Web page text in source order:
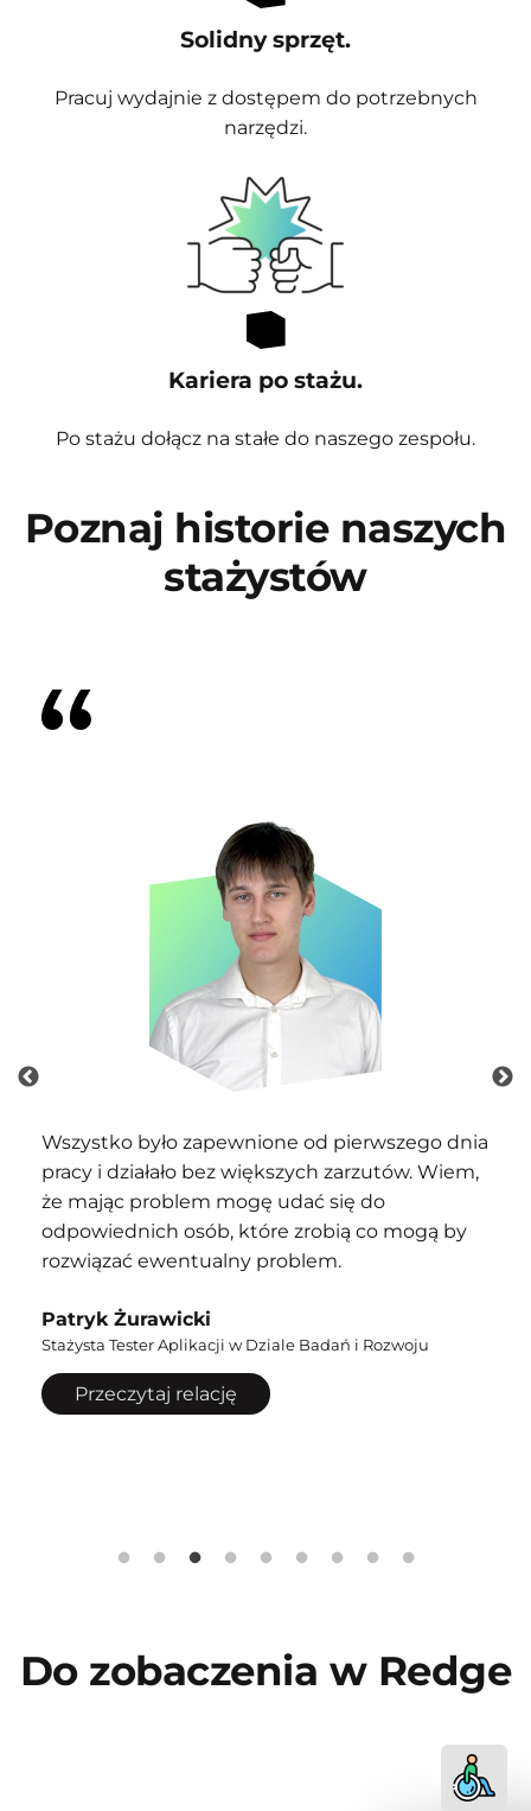
Solidny sprzęt.
Pracuj wydajnie z dostępem do potrzebnych
narzędzi.
Kariera po stażu.
Po stażu dołącz na stałe do naszego zespołu.
Poznaj historie naszych
stażystów
Wszystko było zapewnione od pierwszego dnia
pracy i działało bez większych zarzutów. Wiem,
że mając problem mogę udać się do
odpowiednich osób, które zrobią co mogą by
rozwiązać ewentualny problem.
Patryk Żurawicki
Stażysta Tester Aplikacji w Dziale Badań i Rozwoju
Przeczytaj relację
Do zobaczenia w Redge